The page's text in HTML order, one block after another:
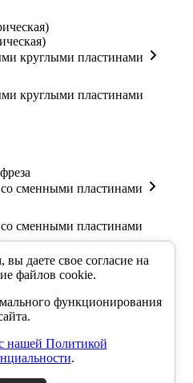
круглыми пластинами
круглыми пластинами
сменными пластинами
сменными пластинами
вы даете свое согласие на
файлов cookie.
функционирования
нашей Политикой
.